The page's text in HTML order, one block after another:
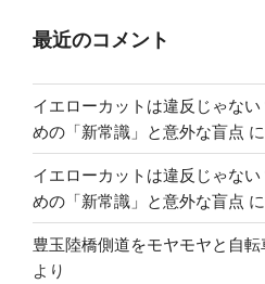
最近のコメント
イエローカットは違反じゃな
めの「新常識」と意外な盲点 に
イエローカットは違反じゃな
めの「新常識」と意外な盲点 に
豊玉陸橋側道をモヤモヤと自転
より